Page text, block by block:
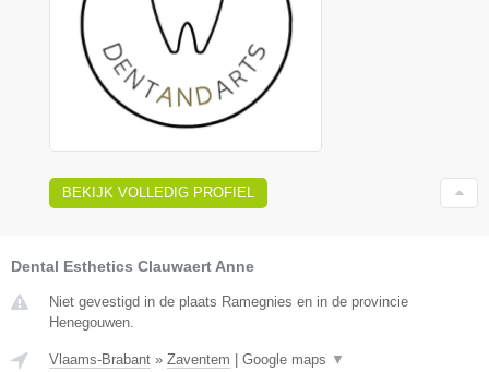
BEKIJK VOLLEDIG PROFIEL
Dental Esthetics Clauwaert Anne
Niet gevestigd in de plaats Ramegnies en in de provincie
Henegouwen.
Vlaams-Brabant » Zaventem | Google maps ▼